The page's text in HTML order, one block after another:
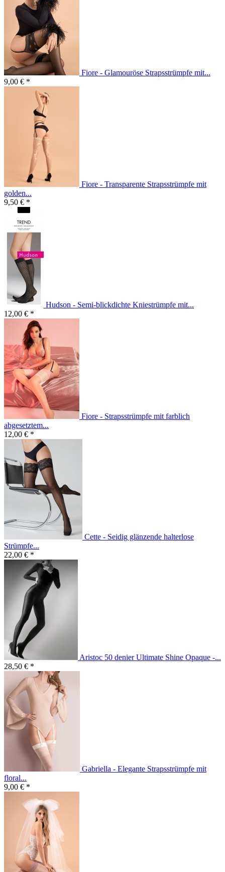
Fiore - Glamouröse Strapsstrümpfe mit...
9,00 € *
Fiore - Transparente Strapsstrümpfe mit
golden...
9,50 € *
Hudson - Semi-blickdichte Kniestrümpfe mit...
12,00 € *
Fiore - Strapsstrümpfe mit farblich
abgesetztem...
12,00 € *
Cette - Seidig glänzende halterlose
Strümpfe...
22,00 € *
Aristoc 50 denier Ultimate Shine Opaque -...
28,50 € *
Gabriella - Elegante Strapsstrümpfe mit
floral...
9,00 € *